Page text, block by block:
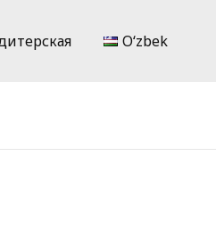
Oʻzbek